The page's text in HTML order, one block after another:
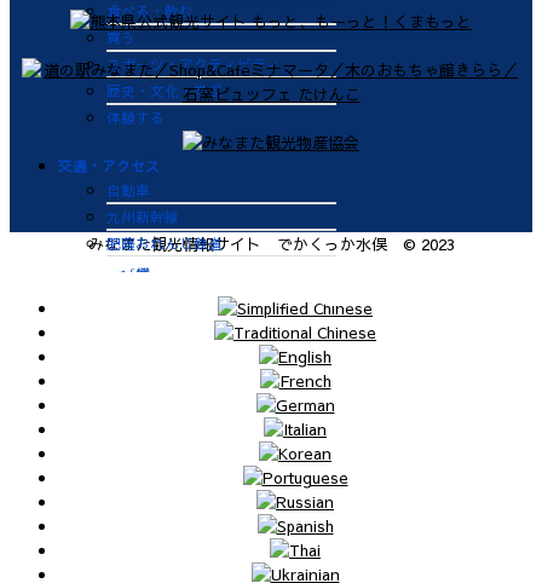
食べる・飲む
買う
スポーツ・アクティビティ
歴史・文化・学ぶ
体験する
交通・アクセス
自動車
九州新幹線
肥薩おれんじ鉄道
飛行機
海上タクシー定期便 時刻表
肥薩おれんじ鉄道 レンタサイク
ビジターバース（水俣港百間浮桟
みなまた観光情報サイト でかくっか水俣 © 2023